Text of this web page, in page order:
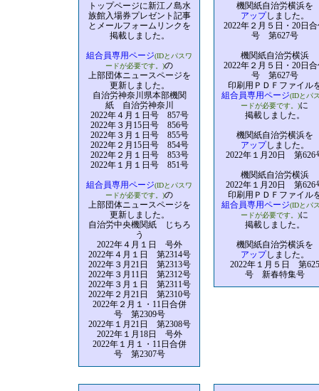
トップページに新江ノ島水
族館入場券プレゼント記事
とメールフォームリンクを
掲載しました。
組合員専用ページ(IDとパスワ
ードが必要です。)の
上部団体ニュースページを
更新しました。
自治労神奈川県本部機関
紙 自治労神奈川
2022年４月１日号 857号
2022年３月15日号 856号
2022年３月１日号 855号
2022年２月15日号 854号
2022年２月１日号 853号
2022年１月１日号 851号
組合員専用ページ(IDとパスワ
ードが必要です。)の
上部団体ニュースページを
更新しました。
自治労中央機関紙 じちろ
う
2022年４月１日 号外
2022年４月１日 第2314号
2022年３月21日 第2313号
2022年３月11日 第2312号
2022年３月１日 第2311号
2022年２月21日 第2310号
2022年２月１・11日合併
号 第2309号
2022年１月21日 第2308号
2022年１月18日 号外
2022年１月１・11日合併
号 第2307号
機関紙自治労横浜を
アップしました。
2022年２月５日・20日合
号 第627号
機関紙自治労横浜
2022年２月５日・20日合
号 第627号
印刷用ＰＤＦファイル
組合員専用ページ(IDとパ
ードが必要です。)に
掲載しました。
機関紙自治労横浜を
アップしました。
2022年１月20日 第626
機関紙自治労横浜
2022年１月20日 第626
印刷用ＰＤＦファイル
組合員専用ページ(IDとパ
ードが必要です。)に
掲載しました。
機関紙自治労横浜を
アップしました。
2022年１月５日 第625
号 新春特集号